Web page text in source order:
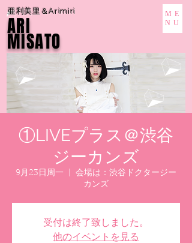
亜利美里＆Arimiri
ARI
MISATO
ME
NU
①LIVEプラス＠渋谷
ジーカンズ
9月23日周一
会場は：渋谷ドクタージー
カンズ
受付は終了致しました。
他のイベントを見る